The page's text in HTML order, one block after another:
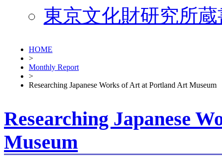
東京文化財研究所
HOME
>
Monthly Report
>
Researching Japanese Works of Art at Portland Art Museum
Researching Japanese
Museum